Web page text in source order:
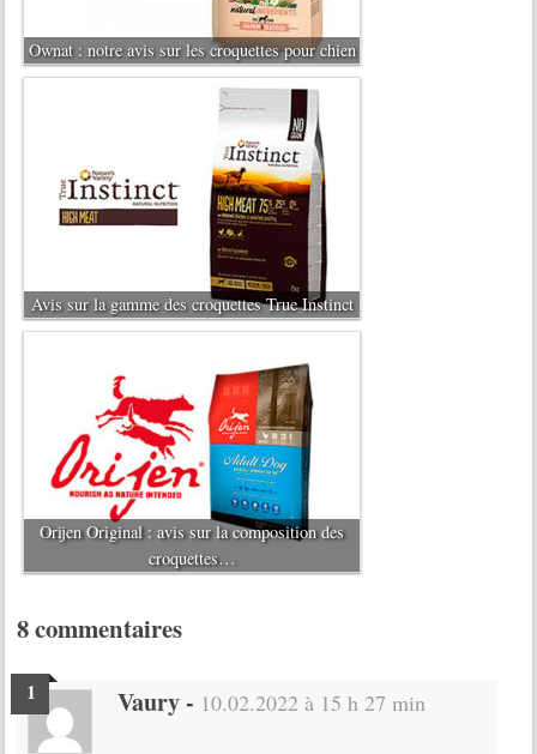
Ownat : notre avis sur les croquettes pour chien
Avis sur la gamme des croquettes True Instinct
Orijen Original : avis sur la composition des
croquettes…
8 commentaires
Vaury - 10.02.2022 à 15 h 27 min